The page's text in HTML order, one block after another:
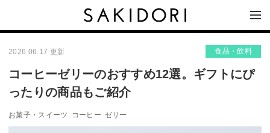
2026.06.17 更新 食品・飲料
コーヒーゼリーのおすすめ12選。ギフトにぴ
ったりの商品もご紹介
お菓子・スイーツ コーヒー ゼリー